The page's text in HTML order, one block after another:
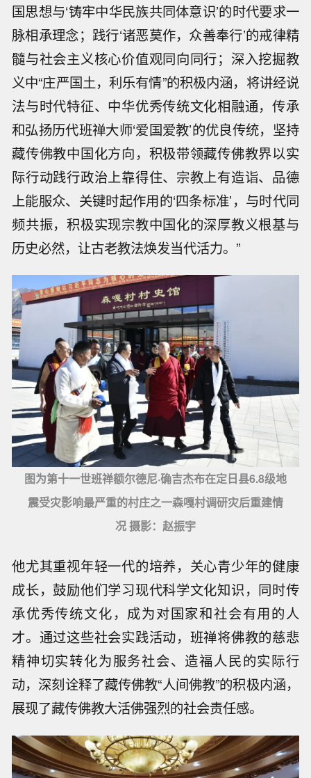
国思想与‘铸牢中华民族共同体意识’的时代要求一
脉相承理念；践行‘诸恶莫作，众善奉行’的戒律精
髓与社会主义核心价值观同向同行；深入挖掘教
义中“庄严国土，利乐有情”的积极内涵，将讲经说
法与时代特征、中华优秀传统文化相融通，传承
和弘扬历代班禅大师‘爱国爱教’的优良传统，坚持
藏传佛教中国化方向，积极带领藏传佛教界以实
际行动践行政治上靠得住、宗教上有造诣、品德
上能服众、关键时起作用的‘四条标准’，与时代同
频共振，积极实现宗教中国化的深厚教义根基与
历史必然，让古老教法焕发当代活力。”
图为第十一世班禅额尔德尼·确吉杰布在定日县6.8级地
震受灾影响最严重的村庄之一森嘎村调研灾后重建情
况 摄影：赵振宇
他尤其重视年轻一代的培养，关心青少年的健康
成长，鼓励他们学习现代科学文化知识，同时传
承优秀传统文化，成为对国家和社会有用的人
才。通过这些社会实践活动，班禅将佛教的慈悲
精神切实转化为服务社会、造福人民的实际行
动，深刻诠释了藏传佛教“人间佛教”的积极内涵，
展现了藏传佛教大活佛强烈的社会责任感。